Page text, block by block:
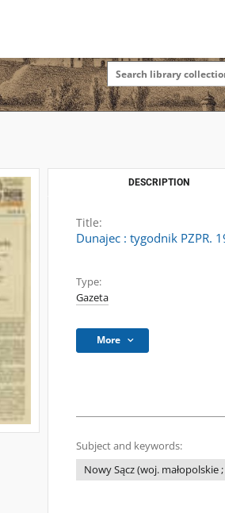
DESCRIPTION
Title:
Dunajec : tygodnik PZPR.
Type:
Gazeta
More
Subject and keywords:
Nowy Sącz (woj. małopolskie